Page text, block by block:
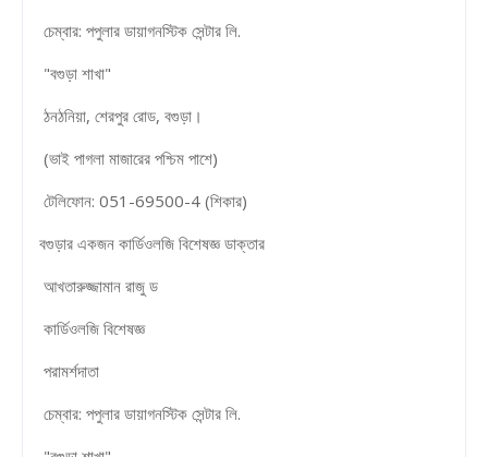
চেম্বার: পপুলার ডায়াগনস্টিক সেন্টার লি.
"বগুড়া শাখা"
ঠনঠনিয়া, শেরপুর রোড, বগুড়া।
(ভাই পাগলা মাজারের পশ্চিম পাশে)
টেলিফোন: 051-69500-4 (শিকার)
বগুড়ার একজন কার্ডিওলজি বিশেষজ্ঞ ডাক্তার
আখতারুজ্জামান রাজু ড
কার্ডিওলজি বিশেষজ্ঞ
পরামর্শদাতা
চেম্বার: পপুলার ডায়াগনস্টিক সেন্টার লি.